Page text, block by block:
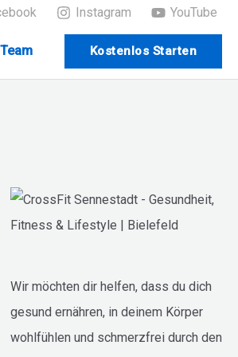
Instagram YouTube
Team Kostenlos Starten
Wir möchten dir helfen, dass du dich
gesund ernähren, in deinem Körper
wohlfühlen und schmerzfrei durch den